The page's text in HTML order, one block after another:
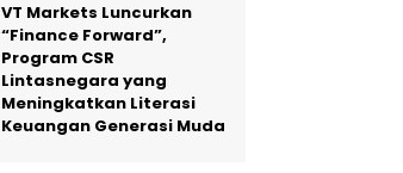
VT Markets Luncurkan
“Finance Forward”,
Program CSR
Lintasnegara yang
Meningkatkan Literasi
Keuangan Generasi Muda